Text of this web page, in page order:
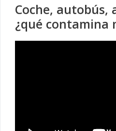
Coche, autobús,
¿qué contamina